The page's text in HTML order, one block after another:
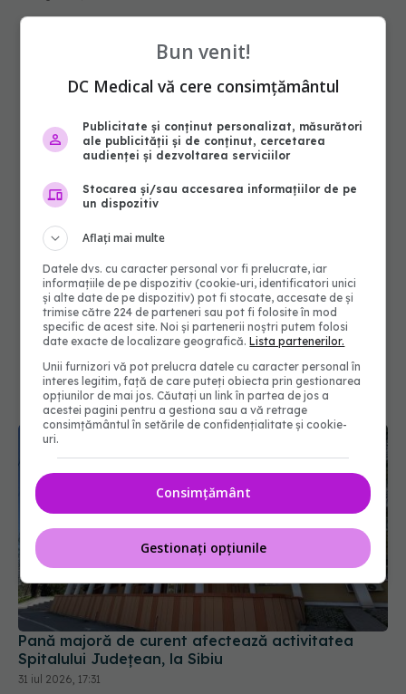
Pană majoră de curent afectează activitatea
Spitalului Județean, la Sibiu
31 iul 2026, 17:31
Bun venit!
DC Medical vă cere consimțământul
Publicitate și conținut personalizat, măsurători
ale publicității și de conținut, cercetarea
audienței și dezvoltarea serviciilor
Stocarea și/sau accesarea informațiilor de pe
un dispozitiv
Aflați mai multe
Datele dvs. cu caracter personal vor fi prelucrate, iar
informațiile de pe dispozitiv (cookie-uri, identificatori unici
și alte date de pe dispozitiv) pot fi stocate, accesate de și
trimise către 224 de parteneri sau pot fi folosite în mod
specific de acest site. Noi și partenerii noștri putem folosi
date exacte de localizare geografică.Lista partenerilor.
Unii furnizori vă pot prelucra datele cu caracter personal în
interes legitim, față de care puteți obiecta prin gestionarea
opțiunilor de mai jos. Căutați un link în partea de jos a
acestei pagini pentru a gestiona sau a vă retrage
consimțământul în setările de confidențialitate și cookie-
uri.
Consimțământ
Gestionați opțiunile